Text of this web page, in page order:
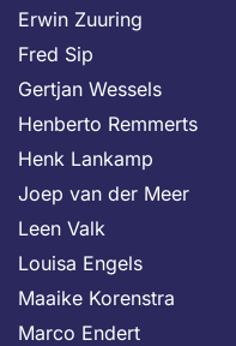
Erwin Zuuring
Fred Sip
Gertjan Wessels
Henberto Remmerts
Henk Lankamp
Joep van der Meer
Leen Valk
Louisa Engels
Maaike Korenstra
Marco Endert